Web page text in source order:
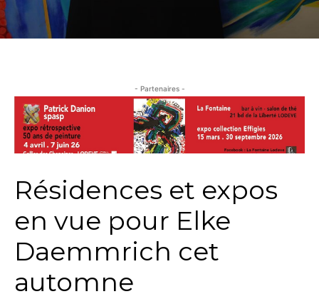
- Partenaires -
Résidences et expos
en vue pour Elke
Daemmrich cet
automne